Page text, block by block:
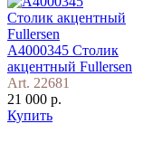
A4000345 Столик
акцентный Fullersen
Art. 22681
21 000 р.
Купить